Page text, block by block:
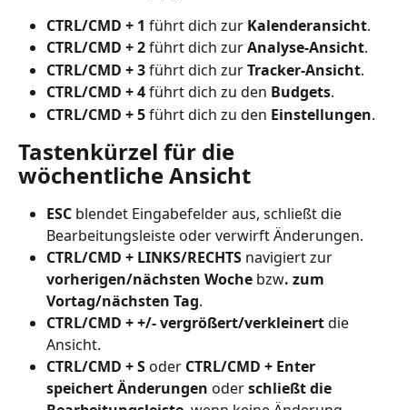
CTRL/CMD + 1 führt dich zur Kalenderansicht.
CTRL/CMD + 2 führt dich zur Analyse-Ansicht.
CTRL/CMD + 3 führt dich zur Tracker-Ansicht.
CTRL/CMD + 4 führt dich zu den Budgets.
CTRL/CMD + 5 führt dich zu den Einstellungen.
Tastenkürzel für die
wöchentliche Ansicht
ESC blendet Eingabefelder aus, schließt die
Bearbeitungsleiste oder verwirft Änderungen.
CTRL/CMD + LINKS/RECHTS navigiert zur
vorherigen/nächsten Woche bzw. zum
Vortag/nächsten Tag.
CTRL/CMD + +/- vergrößert/verkleinert die
Ansicht.
CTRL/CMD + S oder CTRL/CMD + Enter
speichert Änderungen oder schließt die